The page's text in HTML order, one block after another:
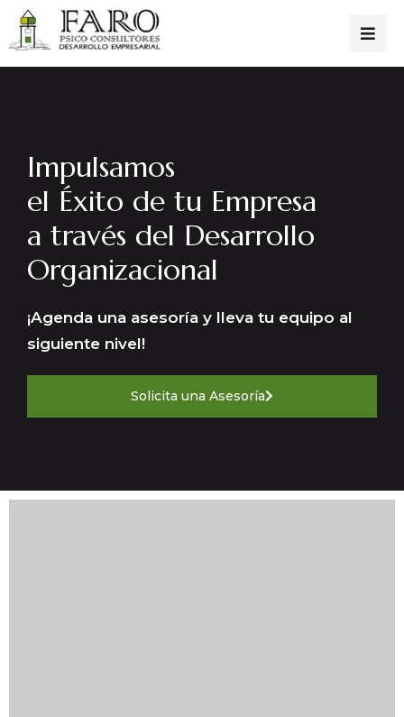
Impulsamos
el Éxito de tu Empresa
a través del Desarrollo
Organizacional
¡Agenda una asesoría y lleva tu equipo al
siguiente nivel!
Solicita una Asesoría